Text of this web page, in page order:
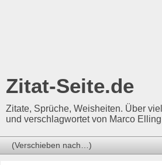
Zitat-Seite.de
Zitate, Sprüche, Weisheiten. Über
und verschlagwortet von Marco